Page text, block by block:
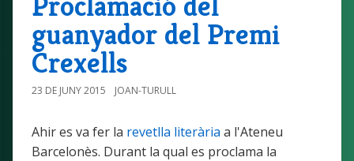
guanyador del Premi
Crexells
23 DE JUNY 2015 JOAN-TURULL
Ahir es va fer la revetlla literària a l'Ateneu
Barcelonès. Durant la qual es proclama la